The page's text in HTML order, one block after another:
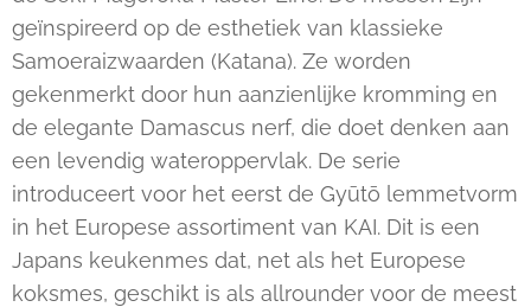
geïnspireerd op de esthetiek van klassieke
Samoeraizwaarden (Katana). Ze worden
gekenmerkt door hun aanzienlijke kromming en
de elegante Damascus nerf, die doet denken aan
een levendig wateroppervlak. De serie
introduceert voor het eerst de Gyūtō lemmetvorm
in het Europese assortiment van KAI. Dit is een
Japans keukenmes dat, net als het Europese
koksmes, geschikt is als allrounder voor de meest